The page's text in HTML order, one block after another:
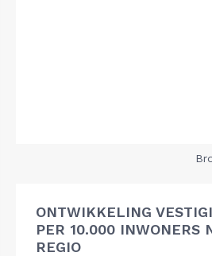
ONTWIKKELING
PER 10.000 INWONERS
REGIO